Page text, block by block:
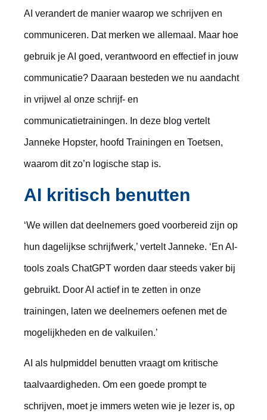
AI verandert de manier waarop we schrijven en
communiceren. Dat merken we allemaal. Maar hoe
gebruik je AI goed, verantwoord en effectief in jouw
communicatie? Daaraan besteden we nu aandacht
in vrijwel al onze schrijf- en
communicatietrainingen. In deze blog vertelt
Janneke Hopster, hoofd Trainingen en Toetsen,
waarom dit zo’n logische stap is.
AI kritisch benutten
‘We willen dat deelnemers goed voorbereid zijn op
hun dagelijkse schrijfwerk,’ vertelt Janneke. ‘En AI-
tools zoals ChatGPT worden daar steeds vaker bij
gebruikt. Door AI actief in te zetten in onze
trainingen, laten we deelnemers oefenen met de
mogelijkheden en de valkuilen.’
AI als hulpmiddel benutten vraagt om kritische
taalvaardigheden. Om een goede prompt te
schrijven, moet je immers weten wie je lezer is, op